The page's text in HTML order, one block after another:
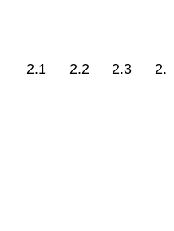
2.1 2.2 2.3 2.4